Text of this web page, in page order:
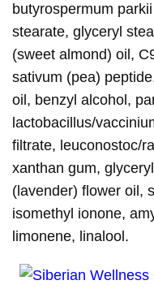
butyrospermum
stearate, glyceryl
(sweet almond) oil,
sativum (pea)
oil, benzyl alcohol,
lactobacillus/
filtrate, leuconostoc/
xanthan gum,
(lavender) flower oil,
isomethyl ionone,
limonene, linalool.